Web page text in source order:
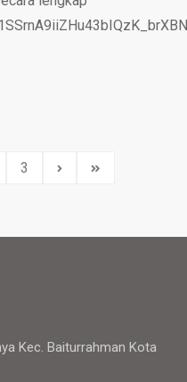
3
Kec. Baiturrahman Kota